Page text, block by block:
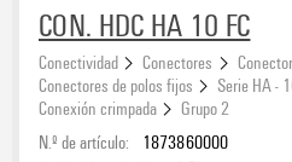
Sistema eCAD
Surtido DC Ready
CON. HDC HA 10 FC
Conectividad Conectores
Conectores de polos fijos
Serie HA -
Conexión crimpada
Grupo 2
N.º de artículo:
1873860000